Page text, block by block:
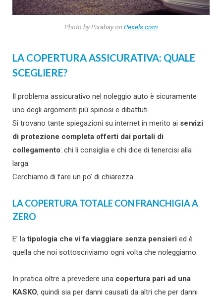
Photo by Pixabay onPexels.com
LA COPERTURA ASSICURATIVA: QUALE
SCEGLIERE?
Il problema assicurativo nel noleggio auto è sicuramente
uno degli argomenti più spinosi e dibattuti.
Si trovano tante spiegazioni su internet in merito ai servizi
di protezione completa offerti dai portali di
collegamento: chi li consiglia e chi dice di tenercisi alla
larga.
Cerchiamo di fare un po’ di chiarezza…
LA COPERTURA TOTALE CON FRANCHIGIA A
ZERO
E’ latipologia che vi fa viaggiare senza pensieri ed è
quella che noi sottoscriviamo ogni volta che noleggiamo.
In pratica oltre a prevedere una copertura pari ad una
KASKO, quindi sia per danni causati da altri che per danni